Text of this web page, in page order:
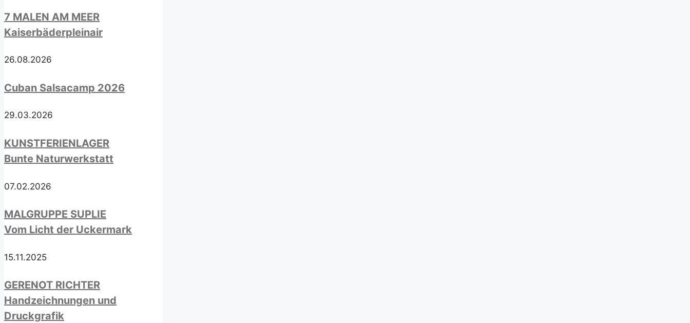
7 MALEN AM MEER
Kaiserbäderpleinair
26.08.2026
Cuban Salsacamp 2026
29.03.2026
KUNSTFERIENLAGER
Bunte Naturwerkstatt
07.02.2026
MALGRUPPE SUPLIE
Vom Licht der Uckermark
15.11.2025
GERENOT RICHTER
Handzeichnungen und
Druckgrafik